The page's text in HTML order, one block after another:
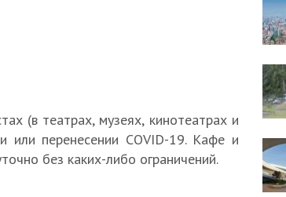
(в театрах, музеях, кинотеатрах и
или перенесении COVID-19. Кафе и
без каких-либо ограничений.